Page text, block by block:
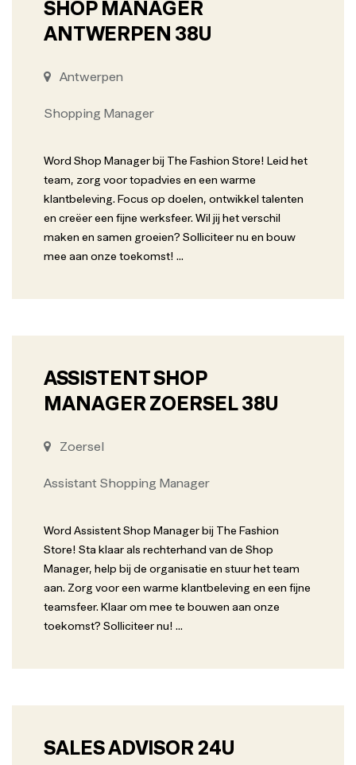
SHOP MANAGER
ANTWERPEN 38U
Antwerpen
Shopping Manager
Word Shop Manager bij The Fashion Store! Leid het
team, zorg voor topadvies en een warme
klantbeleving. Focus op doelen, ontwikkel talenten
en creëer een fijne werksfeer. Wil jij het verschil
maken en samen groeien? Solliciteer nu en bouw
mee aan onze toekomst! ...
ASSISTENT SHOP
MANAGER ZOERSEL 38U
Zoersel
Assistant Shopping Manager
Word Assistent Shop Manager bij The Fashion
Store! Sta klaar als rechterhand van de Shop
Manager, help bij de organisatie en stuur het team
aan. Zorg voor een warme klantbeleving en een fijne
teamsfeer. Klaar om mee te bouwen aan onze
toekomst? Solliciteer nu! ...
SALES ADVISOR 24U